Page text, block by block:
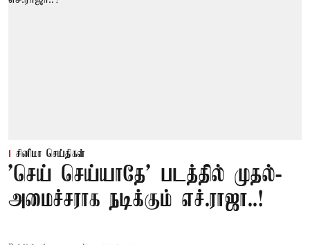
சினிமா செய்திகள்
'செய் செய்யாதே' படத்தில் முதல்-
அமைச்சராக நடிக்கும் எச்.ராஜா..!